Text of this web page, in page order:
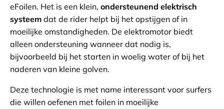
eFoilen. Het is een klein, ondersteunend elektrisch
systeem dat de rider helpt bij het opstijgen of in
moeilijke omstandigheden. De elektromotor biedt
alleen ondersteuning wanneer dat nodig is,
bijvoorbeeld bij het starten in woelig water of bij het
naderen van kleine golven.
Deze technologie is met name interessant voor surfers
die willen oefenen met foilen in moeilijke